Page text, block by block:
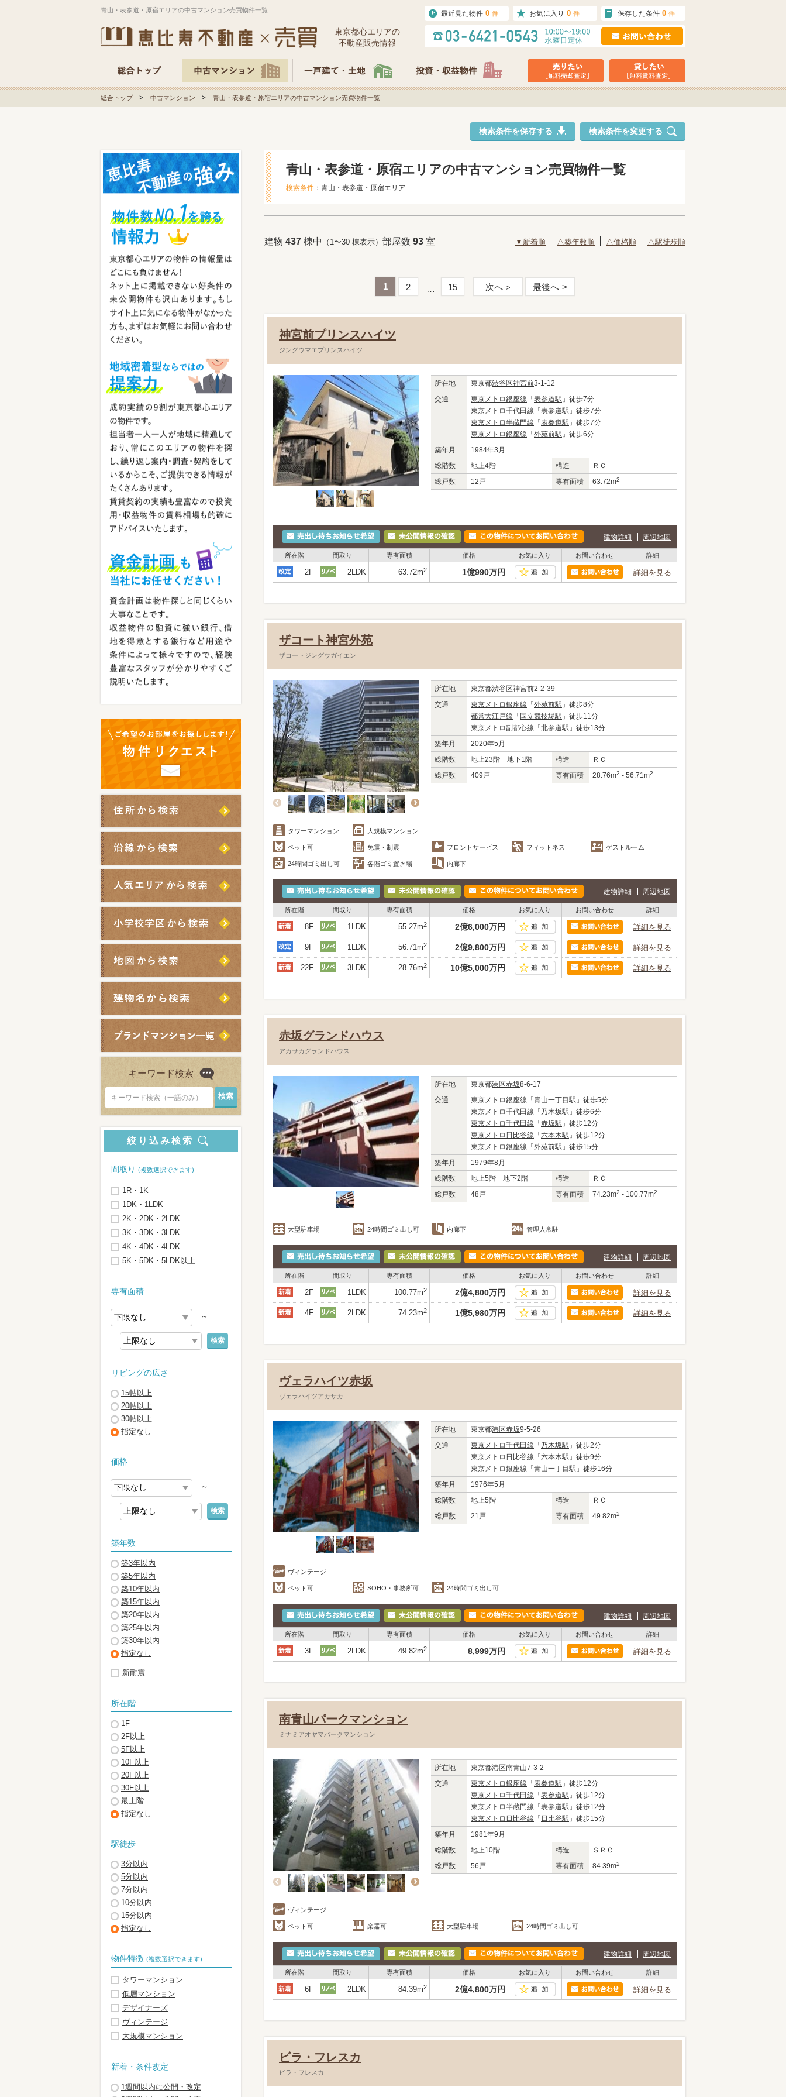
青山・表参道・原宿エリアの中古マンション売買物件一覧
東京都⼼エリアの
不動産販売情報
最近見た物件 0 件 お気に入り 0 件 保存した条件 0 件
総合トップ 中古マンション 青山・表参道・原宿エリアの中古マンション売買物件一覧
検索条件を変更する
検索条件を保存する
キーワード検索
キーワード検索（一語のみ）
絞り込み検索
間取り (複数選択できます)
1R・1K
1DK・1LDK
2K・2DK・2LDK
3K・3DK・3LDK
4K・4DK・4LDK
5K・5DK・5LDK以上
専有面積
～
検索
リビングの広さ
15帖以上
20帖以上
30帖以上
指定なし
価格
～
検索
築年数
築3年以内
築5年以内
築10年以内
築15年以内
築20年以内
築25年以内
築30年以内
指定なし
新耐震
所在階
1F
2F以上
5F以上
10F以上
20F以上
30F以上
最上階
指定なし
駅徒歩
3分以内
5分以内
7分以内
10分以内
15分以内
指定なし
物件特徴 (複数選択できます)
タワーマンション
低層マンション
デザイナーズ
ヴィンテージ
大規模マンション
新着・条件改定
1週間以内に公開・改定
青山・表参道・原宿エリアの中古マンション売買物件一覧
検索条件 ：青山・表参道・原宿エリア
建物 437 棟中 （1〜30 棟表示） 部屋数 93 室 ▼新着順 △築年数順 △価格順 △駅徒歩順
1 2 15 次へ 最後へ
神宮前プリンスハイツ
ジングウマエプリンスハイツ
所在地 東京都渋谷区神宮前3-1-12
交通
東京メトロ銀座線 「 表参道駅 」徒歩7分
東京メトロ千代田線 「 表参道駅 」徒歩7分
東京メトロ半蔵門線 「 表参道駅 」徒歩7分
東京メトロ銀座線 「 外苑前駅 」徒歩6分
築年月
1984年3月
総階数
地上4階 構造
ＲＣ
総戸数
12戸 専有面積 63.72m2
建物詳細 周辺地図
所在階 間取り 専有面積 価格 お気に入り お問い合わせ 詳細
2F 2LDK 63.72m2 1億990万円 詳細を見る
ザコート神宮外苑
ザコートジングウガイエン
所在地 東京都渋谷区神宮前2-2-39
交通
東京メトロ銀座線 「 外苑前駅 」徒歩8分
都営大江戸線 「 国立競技場駅 」徒歩11分
東京メトロ副都心線 「 北参道駅 」徒歩13分
築年月
2020年5月
総階数
地上23階 地下1階 構造
ＲＣ
総戸数
409戸 専有面積 28.76m2 - 56.71m2
タワーマンション 大規模マンション
ペット可 免震・制震 フロントサービス フィットネス ゲストルーム
24時間ゴミ出し可 各階ゴミ置き場 内廊下
建物詳細 周辺地図
所在階 間取り 専有面積 価格 お気に入り お問い合わせ 詳細
8F 1LDK 55.27m2 2億6,000万円 詳細を見る
9F 1LDK 56.71m2 2億9,800万円 詳細を見る
22F 3LDK 28.76m2 10億5,000万円 詳細を見る
赤坂グランドハウス
アカサカグランドハウス
所在地 東京都港区赤坂8-6-17
交通
東京メトロ銀座線 「 青山一丁目駅 」徒歩5分
東京メトロ千代田線 「 乃木坂駅 」徒歩6分
東京メトロ千代田線 「 赤坂駅 」徒歩12分
東京メトロ日比谷線 「 六本木駅 」徒歩12分
東京メトロ銀座線 「 外苑前駅 」徒歩15分
築年月
1979年8月
総階数
地上5階 地下2階 構造
ＲＣ
総戸数
48戸 専有面積 74.23m2 - 100.77m2
大型駐車場 24時間ゴミ出し可 内廊下 管理人常駐
建物詳細 周辺地図
所在階 間取り 専有面積 価格 お気に入り お問い合わせ 詳細
2F 1LDK 100.77m2 2億4,800万円 詳細を見る
4F 2LDK 74.23m2 1億5,980万円 詳細を見る
ヴェラハイツ赤坂
ヴェラハイツアカサカ
所在地 東京都港区赤坂9-5-26
交通
東京メトロ千代田線 「 乃木坂駅 」徒歩2分
東京メトロ日比谷線 「 六本木駅 」徒歩9分
東京メトロ銀座線 「 青山一丁目駅 」徒歩16分
築年月
1976年5月
総階数
地上5階 構造
ＲＣ
総戸数
21戸 専有面積 49.82m2
ヴィンテージ
ペット可 SOHO・事務所可 24時間ゴミ出し可
建物詳細 周辺地図
所在階 間取り 専有面積 価格 お気に入り お問い合わせ 詳細
3F 2LDK 49.82m2 8,999万円 詳細を見る
南青山パークマンション
ミナミアオヤマパークマンション
所在地 東京都港区南青山7-3-2
交通
東京メトロ銀座線 「 表参道駅 」徒歩12分
東京メトロ千代田線 「 表参道駅 」徒歩12分
東京メトロ半蔵門線 「 表参道駅 」徒歩12分
東京メトロ日比谷線 「 日比谷駅 」徒歩15分
築年月
1981年9月
総階数
地上10階 構造
ＳＲＣ
総戸数
56戸 専有面積 84.39m2
ヴィンテージ
ペット可 楽器可 大型駐車場 24時間ゴミ出し可
建物詳細 周辺地図
所在階 間取り 専有面積 価格 お気に入り お問い合わせ 詳細
6F 2LDK 84.39m2 2億4,800万円 詳細を見る
ビラ・フレスカ
ビラ・フレスカ